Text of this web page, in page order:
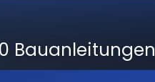
Bauanleitungen